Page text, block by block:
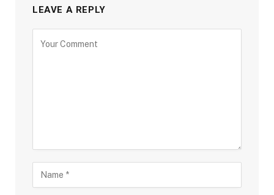
LEAVE A REPLY